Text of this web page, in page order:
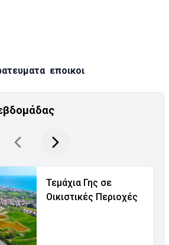
εποικοι
Τεμάχια Γης σε
Οικιστικές Περιοχές